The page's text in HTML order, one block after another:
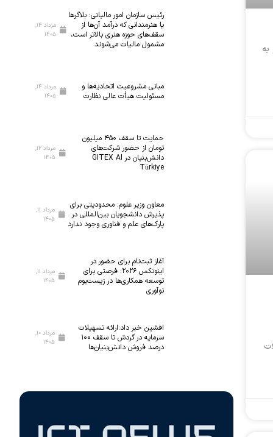
رئیس سازمان امور مالیاتی: بلاگر‌ها
یا هنرمندانی که درآمد آن‌ها از
سقف‌های حوزه هنری بالاتر است،
مشمول مالیات می‌شوند
مرداد ۱۴,
۱۴۰۵
مبانی مشروعیت اتحادیه‌ها و
مسئولیت هیأت عالی نظارت
مرداد ۱۴,
۱۴۰۵
حمایت تا سقف ۴۵۰ میلیون
تومان از حضور شرکت‌های
دانش‌بنیان در GITEX AI
Türkiye
مرداد ۱۲,
۱۴۰۵
معاون وزیر علوم: محدودیتی برای
پذیرش دانشجویان بین‌المللی در
پارک‌های علم و فناوری وجود ندارد
مرداد ۱۱,
۱۴۰۵
آغاز ثبت‌نام برای حضور در
اینوتکس ۲۰۲۶؛ فرصتی برای
توسعه همکاری‌ها در زیست‌بوم
نوآوری
مرداد ۱۱,
۱۴۰۵
افشین خبر داد:ارائه تسهیلات
سرمایه در گردش تا سقف ۱۰۰
درصد فروش دانش‌بنیان‌ها
مرداد ۱۰,
۱۴۰۵